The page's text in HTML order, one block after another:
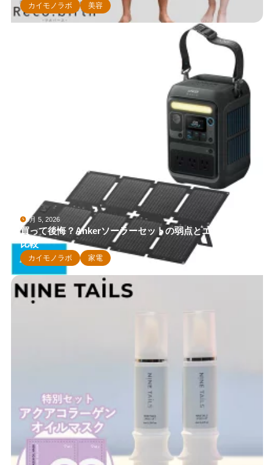
カイモノラボ 美容
5月 5, 2026
買って後悔？Ankerソーラーセットの弱点とエコフロー
比較
カイモノラボ 家電